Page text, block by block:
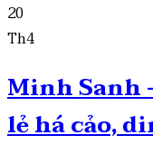
20
Th4
Minh Sanh
lẻ há cảo,